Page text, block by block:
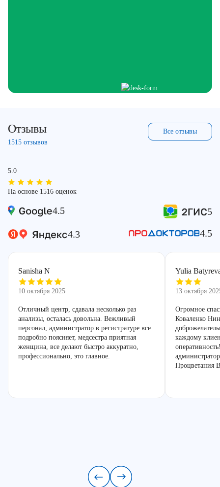
Отзывы
1515 отзывов
Все отзывы
5.0
На основе 1516 оценок
4.5 5
4.3 4.5
Sanisha N
10 октября 2025
Отличный центр, сдавала несколько раз
анализы, осталась довольна. Вежливый
персонал, администратор в регистратуре все
подробно поясняет, медсестра приятная
женщина, все делают быстро аккуратно,
профессионально, это главное.
Yulia
13 октября
Огромное
Коваленко
каждому